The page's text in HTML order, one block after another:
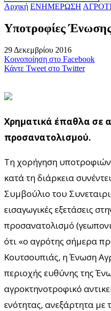
Αρχική ΕΝΗΜΕΡΩΣΗ
Υποτροφίες Ένωσης
29 Δεκεμβρίου 2016
Κοινοποίηση στο Facebook
Κάντε Tweet στο Twitter
Χρηματικά έπαθλα σε
προσανατολισμού.
Tη χορήγηση
κατά τη διάρκεια
Συμβούλιο του
εισαγωγικές εξετάσεις
προσανατολισμό
ότι «ο αγρότης σήμερα
Κουτσουπιάς, η Ένωση
περιοχής ευθύνης της
αγροκτηνοτροφικό
ενότητας, ανεξάρτητα